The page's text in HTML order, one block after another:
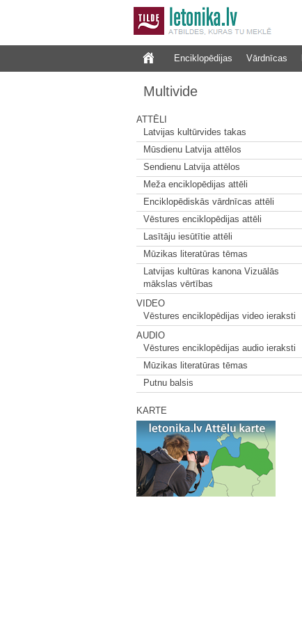
Enciklopēdijas Vārdnīcas
Multivide
ATTĒLI
Latvijas kultūrvides takas
Mūsdienu Latvija attēlos
Sendienu Latvija attēlos
Meža enciklopēdijas attēli
Enciklopēdiskās vārdnīcas attēli
Vēstures enciklopēdijas attēli
Lasītāju iesūtītie attēli
Mūzikas literatūras tēmas
Latvijas kultūras kanona Vizuālās
mākslas vērtības
VIDEO
Vēstures enciklopēdijas video ieraksti
AUDIO
Vēstures enciklopēdijas audio ieraksti
Mūzikas literatūras tēmas
Putnu balsis
KARTE